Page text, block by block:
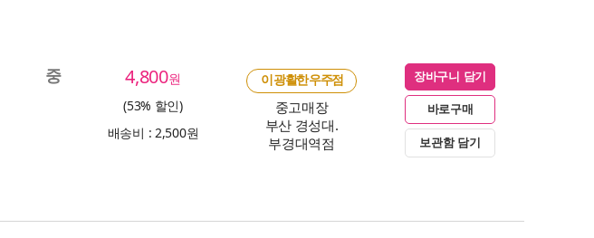
중 4,800원
(53% 할인)
배송비 : 2,500원
이 광활한 우주점
중고매장
부산 경성대.
부경대역점
장바구니 담기
바로구매
보관함 담기